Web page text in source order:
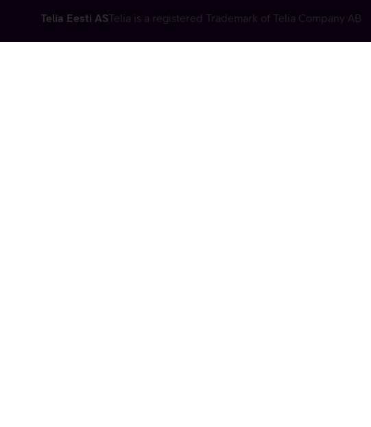
Telia Eesti ASTelia is a registered Trademark of Telia Company AB